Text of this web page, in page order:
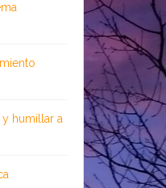
humillar a